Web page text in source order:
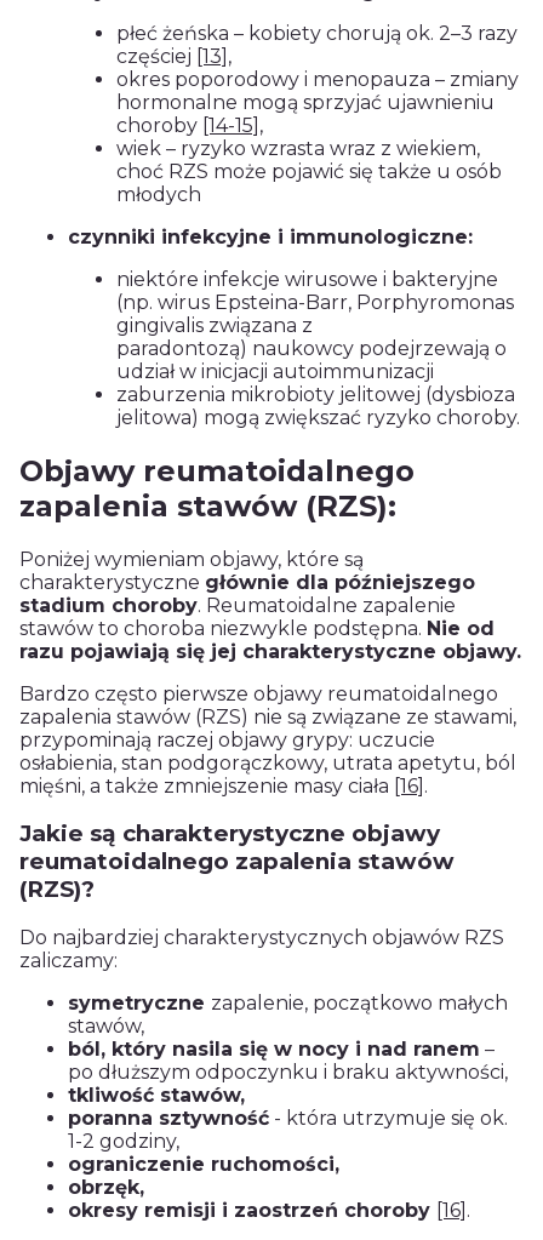
płeć żeńska – kobiety chorują ok. 2–3 razy
częściej [13] ,
okres poporodowy i menopauza – zmiany
hormonalne mogą sprzyjać ujawnieniu
choroby [14-15] ,
wiek – ryzyko wzrasta wraz z wiekiem,
choć RZS może pojawić się także u osób
młodych
czynniki infekcyjne i immunologiczne:
niektóre infekcje wirusowe i bakteryjne
(np. wirus Epsteina-Barr, Porphyromonas
gingivalis związana z
paradontozą) naukowcy podejrzewają o
udział w inicjacji autoimmunizacji
zaburzenia mikrobioty jelitowej (dysbioza
jelitowa) mogą zwiększać ryzyko choroby.
Objawy reumatoidalnego
zapalenia stawów (RZS):
Poniżej wymieniam objawy, które są
charakterystyczne głównie dla późniejszego
stadium choroby. Reumatoidalne zapalenie
stawów to choroba niezwykle podstępna. Nie od
razu pojawiają się jej charakterystyczne objawy.
Bardzo często pierwsze objawy reumatoidalnego
zapalenia stawów (RZS) nie są związane ze stawami,
przypominają raczej objawy grypy: uczucie
osłabienia, stan podgorączkowy, utrata apetytu, ból
mięśni, a także zmniejszenie masy ciała [16] .
Jakie są charakterystyczne objawy
reumatoidalnego zapalenia stawów
(RZS)?
Do najbardziej charakterystycznych objawów RZS
zaliczamy:
symetryczne zapalenie, początkowo małych
stawów,
ból, który nasila się w nocy i nad ranem –
po dłuższym odpoczynku i braku aktywności,
tkliwość stawów,
poranna sztywność - która utrzymuje się ok.
1-2 godziny,
ograniczenie ruchomości,
obrzęk,
okresy remisji i zaostrzeń choroby [16] .